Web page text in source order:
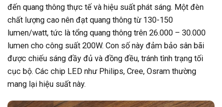
đến quang thông thực tế và hiệu suất phát sáng. Một đèn
chất lượng cao nên đạt quang thông từ 130-150
lumen/watt, tức là tổng quang thông trên 26.000 – 30.000
lumen cho công suất 200W. Con số này đảm bảo sân bãi
được chiếu sáng đầy đủ và đồng đều, tránh tình trạng tối
cục bộ. Các chip LED như Philips, Cree, Osram thường
mang lại hiệu suất này.